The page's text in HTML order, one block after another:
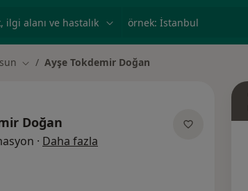
örnek: İstanbul
Şehir değiştir
Ayşe Tokdemir Doğan
Doğan
· Daha fazla